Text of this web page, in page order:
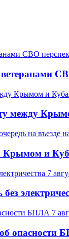
между
Крымом и
опасности